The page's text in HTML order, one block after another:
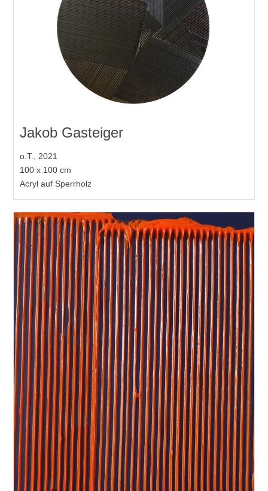
Jakob Gasteiger
o.T., 2021
100 x 100 cm
Acryl auf Sperrholz